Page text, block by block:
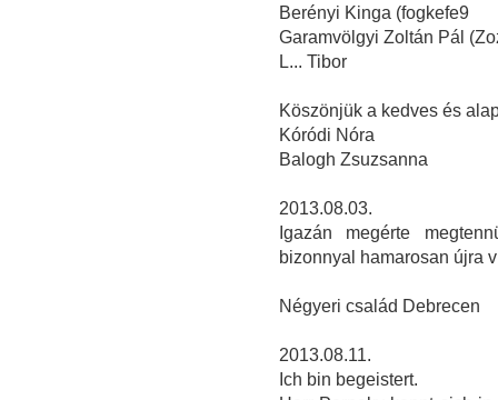
Berényi Kinga (fogkefe9
Garamvölgyi Zoltán Pál
L... Tibor
Köszönjük a kedves és
Kóródi Nóra
Balogh Zsuzsanna
2013.08.03.
Igazán megérte
bizonnyal hamarosan újra
Négyeri család Debrecen
2013.08.11.
Ich bin begeistert.